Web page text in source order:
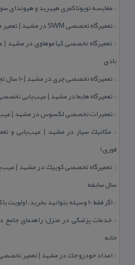
:: مقایسه تویوتا كمری هیبرید و هیوندای
:: تعمیرگاه تخصصی SWM در مشهد | تعمیر موتور، گیربكس و عیب‌یابی برق
:: تعمیرگاه تخصصی كیا موهاوی در مشهد |
بادی
:: تعمیرگاه تخصصی چری در مشهد | ۱۰ سال تجربه و امداد خودرو
:: تعمیرگاه هایما در مشهد | عیب‌یابی
:: تعمیرات تخصصی لكسوس در مشهد |
:: مكانیك سیار در مشهد | عیب‌یابی و
فوری)
::
سال سابقه
:: اگر فقط 10 وسیله بتوانید بخرید، اولویت با كدام تجهیزات است؟
:: خدمات پزشكی در منزل؛ راهنمای جامع
خانه
::